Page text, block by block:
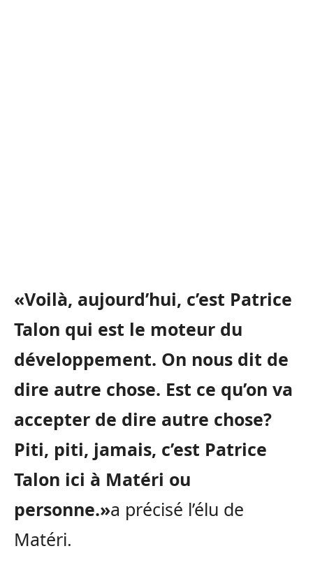
«Voilà, aujourd’hui, c’est Patrice
Talon qui est le moteur du
développement. On nous dit de
dire autre chose. Est ce qu’on va
accepter de dire autre chose?
Piti, piti, jamais, c’est Patrice
Talon ici à Matéri ou
personne.»a précisé l’élu de
Matéri.